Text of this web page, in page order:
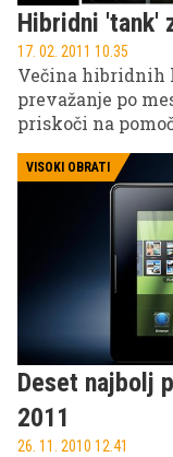
Hibridni 'tank'
17. 02. 2011 10.35
Večina hibridnih
prevažanje po
priskoči na
vsekakor izstopa
VISOKI OBRATI
Deset najbolj
2011
26. 11. 2010 12.41